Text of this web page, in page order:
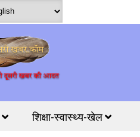
शिक्षा-स्वास्थ्य-खेल